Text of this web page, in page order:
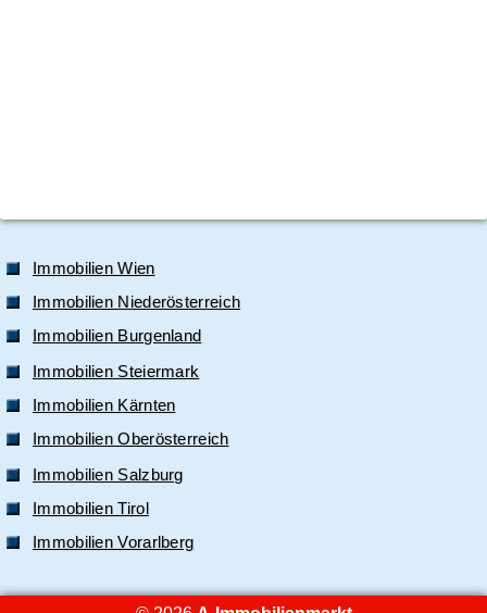
Immobilien Wien
Immobilien Niederösterreich
Immobilien Burgenland
Immobilien Steiermark
Immobilien Kärnten
Immobilien Oberösterreich
Immobilien Salzburg
Immobilien Tirol
Immobilien Vorarlberg